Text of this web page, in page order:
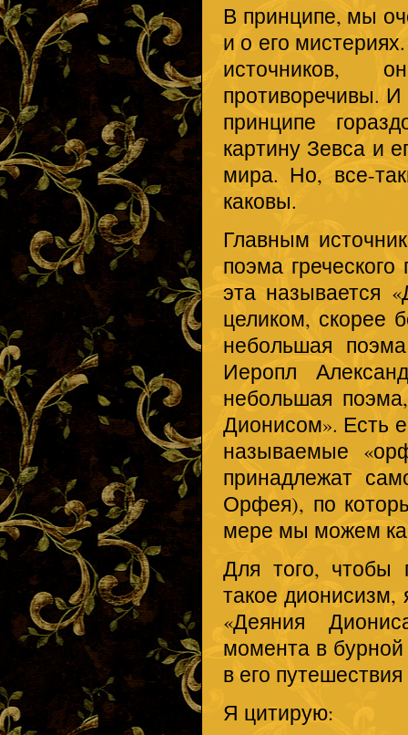
В принципе, мы
и о его
источников,
противоречивы. И
принципе
картину Зевса и
мира. Но, все-
каковы.
Главным
поэма
эта называется
целиком, скорее
небольшая
Иеропл
небольшая
Дионисом». Есть
называемые
принадлежат
Орфея), по
мере мы можем
Для того, чтобы
такое дионисизм,
«Деяния
момента в
в его
Я цитирую: